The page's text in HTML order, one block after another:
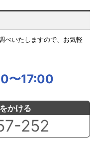
べいたしますので、お気軽
〜17:00
かける
252